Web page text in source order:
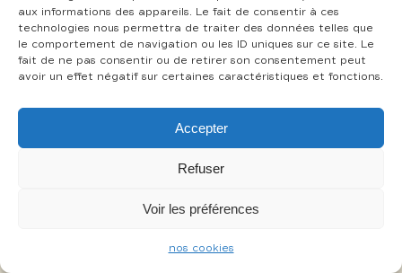
aux informations des appareils. Le fait de consentir à ces
technologies nous permettra de traiter des données telles que
le comportement de navigation ou les ID uniques sur ce site. Le
fait de ne pas consentir ou de retirer son consentement peut
avoir un effet négatif sur certaines caractéristiques et fonctions.
Accepter
Refuser
Voir les préférences
nos cookies
-
mentions légales